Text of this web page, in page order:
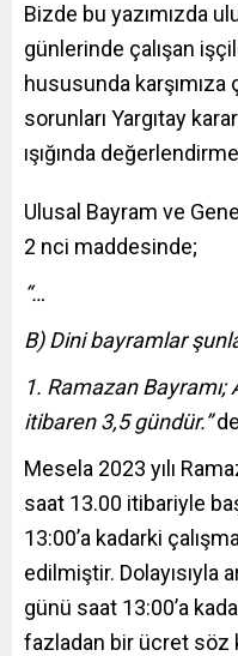
Bizde bu yazımızda
günlerinde çalışan
hususunda
sorunları Yargıtay
ışığında
Ulusal Bayram ve
2 nci maddesinde;
“…
B) Dini bayramlar
1. Ramazan
itibaren 3,5 gündür.”
Mesela 2023 yılı
saat 13.00 itibariyle
13:00’a kadarki
edilmiştir. Dolayısıyla
günü saat 13:00’a
fazladan bir ücret söz